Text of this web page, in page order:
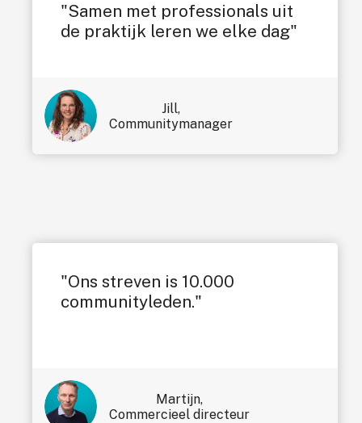
"Samen met professionals uit
de praktijk leren we elke dag"
Jill,
Communitymanager
"Ons streven is 10.000
communityleden."
Martijn,
Commercieel directeur